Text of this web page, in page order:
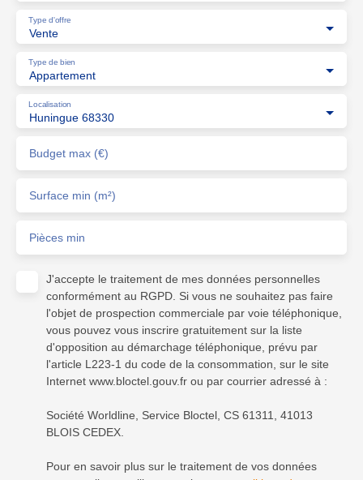
Vente
Type d'offre
Appartement
Type de bien
Huningue 68330
Localisation
Budget max (€)
Surface min (m²)
Pièces min
J'accepte le traitement de mes données personnelles
conformément au RGPD. Si vous ne souhaitez pas faire
l'objet de prospection commerciale par voie téléphonique,
vous pouvez vous inscrire gratuitement sur la liste
d'opposition au démarchage téléphonique, prévu par
l'article L223-1 du code de la consommation, sur le site
Internet www.bloctel.gouv.fr ou par courrier adressé à :
Société Worldline, Service Bloctel, CS 61311, 41013
BLOIS CEDEX.
Pour en savoir plus sur le traitement de vos données